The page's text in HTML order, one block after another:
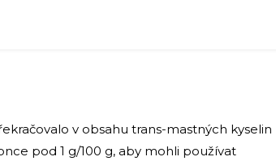
v obsahu trans-mastných kyselin
pod 1 g/100 g, aby mohli používat